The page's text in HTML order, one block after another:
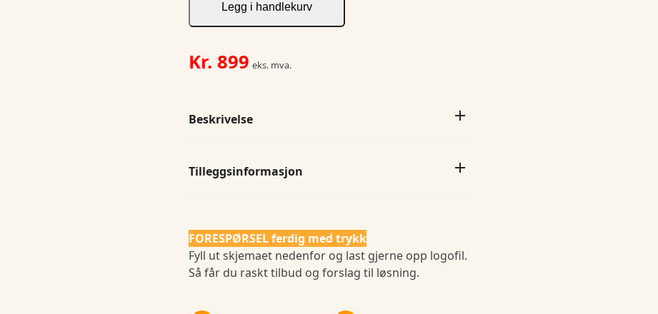
01
antall
Legg i handlekurv
Kr. 899 eks. mva.
Beskrivelse
Tilleggsinformasjon
FORESPØRSEL ferdig med trykk
Fyll ut skjemaet nedenfor og last gjerne opp logofil.
Så får du raskt tilbud og forslag til løsning.